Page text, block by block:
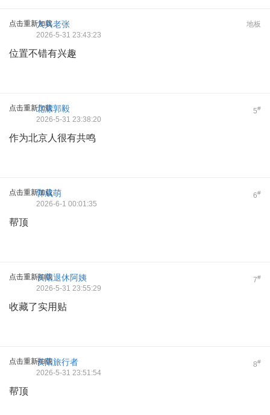
点击重新加载 地板
大兴老张
2026-5-31 23:43:23
位置不错有兴趣
点击重新加载 5#
北漂郭毅
2026-5-31 23:38:20
作为北京人很有共鸣
点击重新加载 6#
郭成萌
2026-6-1 00:01:35
帮顶
点击重新加载 7#
长阳退休阿姨
2026-5-31 23:55:29
收藏了实用贴
点击重新加载 8#
长阳旅行者
2026-5-31 23:51:54
帮顶